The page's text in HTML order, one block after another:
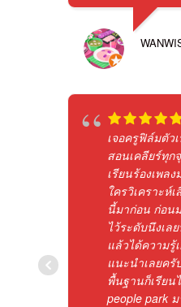
เจอครูฟิล์มตัว
สอนเคลียร์ทุก
เรียนร้องเพล
ใครวิเคราะห์
นี้มาก่อน ก่อน
ไว้ระดับนึงเล
แล้วได้ความรู้
แนะนำเลยค
พื้นฐานก็เรียน
people park ม